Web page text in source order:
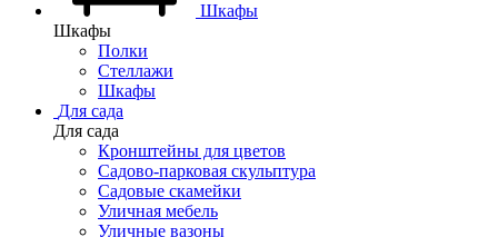
Шкафы
Шкафы
Полки
Стеллажи
Шкафы
Для сада
Для сада
Кронштейны для цветов
Садово-парковая скульптура
Садовые скамейки
Уличная мебель
Уличные вазоны